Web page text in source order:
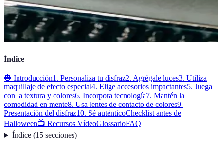
Índice
🎃 Introducción1. Personaliza tu disfraz2. Agrégale luces3. Utiliza
maquillaje de efecto especial4. Elige accesorios impactantes5. Juega
con la textura y colores6. Incorpora tecnología7. Mantén la
comodidad en mente8. Usa lentes de contacto de colores9.
Presentación del disfraz10. Sé auténticoChecklist antes de
Halloween📺 Recursos VídeoGlossarioFAQ
Índice(15 secciones)